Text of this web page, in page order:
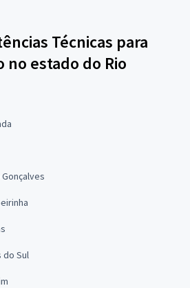
Técnicas para
no estado do Rio
do Sul